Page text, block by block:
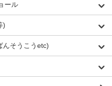
ール
)
んそうこうetc)